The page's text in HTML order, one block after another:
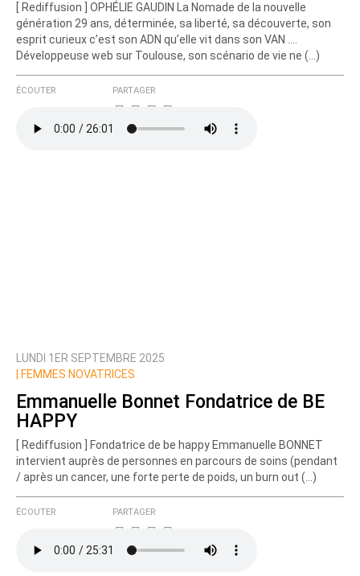
[ Rediffusion ] OPHÉLIE GAUDIN La Nomade de la nouvelle
génération 29 ans, déterminée, sa liberté, sa découverte, son
esprit curieux c’est son ADN qu’elle vit dans son VAN ….
Développeuse web sur Toulouse, son scénario de vie ne (…)
ÉCOUTER PARTAGER
LUNDI 1ER SEPTEMBRE 2025
FEMMES NOVATRICES
Emmanuelle Bonnet Fondatrice de BE
HAPPY
[ Rediffusion ] Fondatrice de be happy Emmanuelle BONNET
intervient auprès de personnes en parcours de soins (pendant
/ après un cancer, une forte perte de poids, un burn out (…)
ÉCOUTER PARTAGER